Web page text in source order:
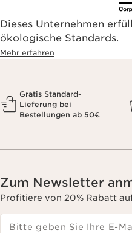
Dieses Unternehmen
ökologische Standards.
Mehr erfahren
Gratis Standard-
Lieferung bei
Bestellungen ab 50€
Zum Newsletter
Profitiere von 20% Rabatt
Bitte geben Sie Ihre E-